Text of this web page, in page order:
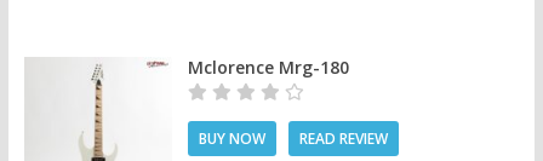
Mclorence Mrg-180
BUY NOW READ REVIEW